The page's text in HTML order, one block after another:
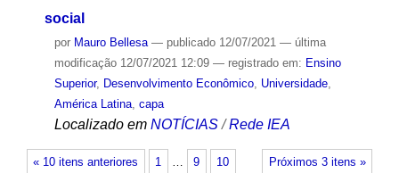
social
por Mauro Bellesa — publicado12/07/2021 — última
modificação12/07/2021 12:09 — registrado em: Ensino
Superior, Desenvolvimento Econômico, Universidade,
América Latina, capa
Localizado em NOTÍCIAS /Rede IEA
« 10 itens anteriores Próximos 3 itens »
1 … 9 10